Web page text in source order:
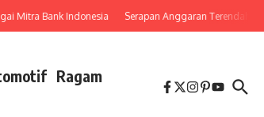
Bank Indonesia Serapan Anggaran Terendah,
Ragam